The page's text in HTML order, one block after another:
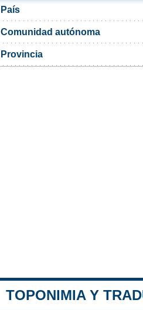
País
Comunidad autónoma
Provincia
TOPONIMIA Y